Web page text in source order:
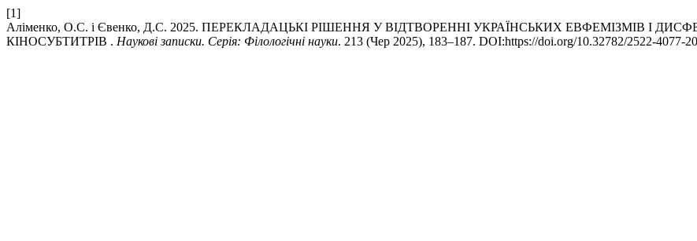
[1]
Аліменко, О.С. і Євенко, Д.С. 2025. ПЕРЕКЛАДАЦЬКІ РІШЕННЯ У ВІДТВОРЕННІ УКРАЇНСЬКИХ ЕВФЕМІЗМІВ І
КІНОСУБТИТРІВ . Наукові записки. Серія: Філологічні науки. 213 (Чер 2025), 183–187. DOI:https://doi.org/10.32782/2522-4077-